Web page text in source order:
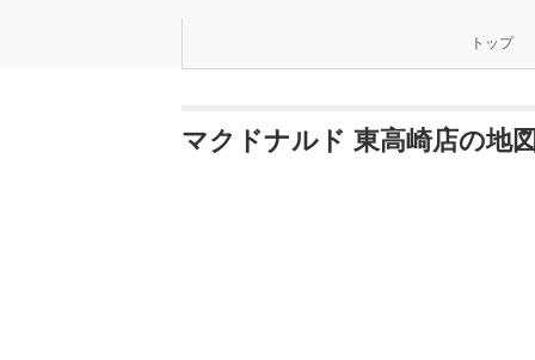
トップ
マクドナルド 東高崎店の地